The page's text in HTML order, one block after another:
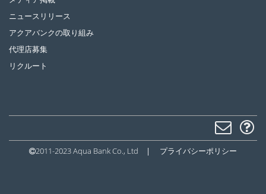
ニュースリリース
アクアバンクの取り組み
代理店募集
リクルート
2011-2023 Aqua Bank Co., Ltd | プライバシーポリシー